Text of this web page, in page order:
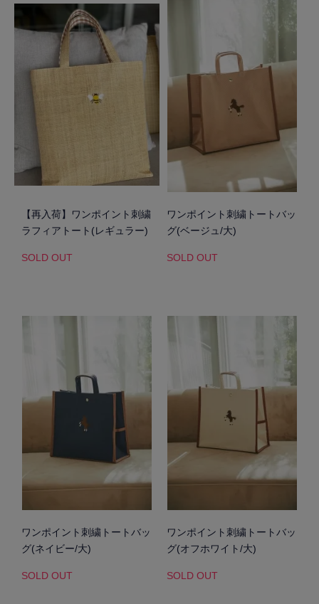
【再入荷】ワンポイント刺繍
ラフィアトート(レギュラー)
SOLD OUT
ワンポイント刺繍トートバッ
グ(ベージュ/大)
SOLD OUT
ワンポイント刺繍トートバッ
グ(ネイビー/大)
SOLD OUT
ワンポイント刺繍トートバッ
グ(オフホワイト/大)
SOLD OUT